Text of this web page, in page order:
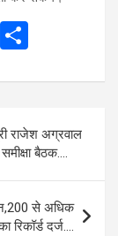
C
Li
ar
राजेश अग्रवाल
बैठक….
से अधिक
रिकॉर्ड दर्ज….